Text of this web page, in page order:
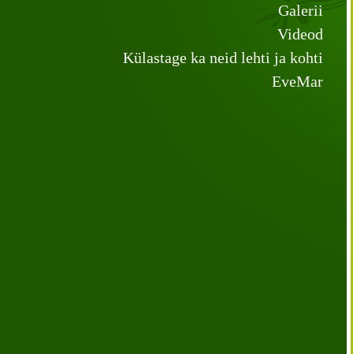
Galerii
Videod
Külastage ka neid lehti ja kohti
EveMar